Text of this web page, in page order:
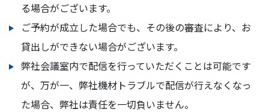
る場合がございます。
ご予約が成立した場合でも、その後の審査により、お
貸出しができない場合がございます。
弊社会議室内で配信を行っていただくことは可能です
が、万が一、弊社機材トラブルで配信が行えなくなっ
た場合、弊社は責任を一切負いません。